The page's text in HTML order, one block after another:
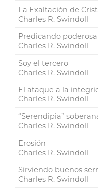
La Exaltación de
Charles R. Swindoll
Predicando
Charles R. Swindoll
Soy el tercero
Charles R. Swindoll
El ataque a la
Charles R. Swindoll
“Serendipia”
Charles R. Swindoll
Erosión
Charles R. Swindoll
Sirviendo buenos
Charles R. Swindoll